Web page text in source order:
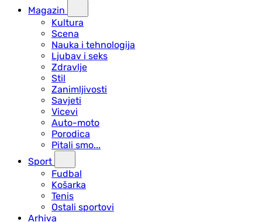
Magazin
Kultura
Scena
Nauka i tehnologija
Ljubav i seks
Zdravlje
Stil
Zanimljivosti
Savjeti
Vicevi
Auto-moto
Porodica
Pitali smo...
Sport
Fudbal
Košarka
Tenis
Ostali sportovi
Arhiva